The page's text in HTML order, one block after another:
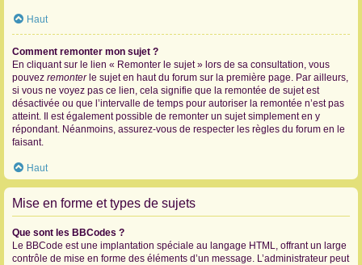
Haut
Comment remonter mon sujet ?
En cliquant sur le lien « Remonter le sujet » lors de sa consultation, vous
pouvez remonterle sujet en haut du forum sur la première page. Par ailleurs,
si vous ne voyez pas ce lien, cela signifie que la remontée de sujet est
désactivée ou que l’intervalle de temps pour autoriser la remontée n’est pas
atteint. Il est également possible de remonter un sujet simplement en y
répondant. Néanmoins, assurez-vous de respecter les règles du forum en le
faisant.
Haut
Mise en forme et types de sujets
Que sont les BBCodes ?
Le BBCode est une implantation spéciale au langage HTML, offrant un large
contrôle de mise en forme des éléments d’un message. L’administrateur peut